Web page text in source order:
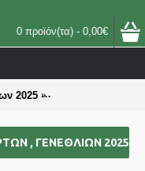
0 προϊόν(τα) - 0,00€
2025 ΚΑΔΡΑΚΙΑ για
, ΓΕΝΕΘΛΊΩΝ 2025